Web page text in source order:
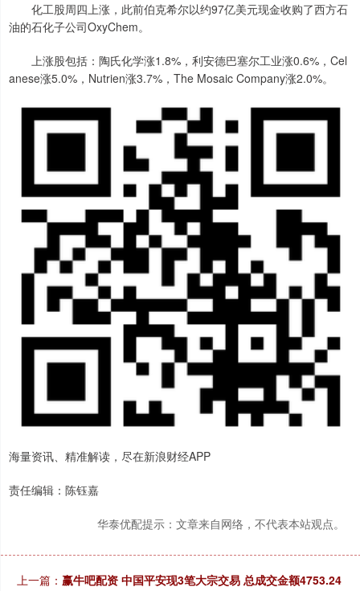
化工股周四上涨，此前伯克希尔以约97亿美元现金收购了西方石
油的石化子公司OxyChem。
上涨股包括：陶氏化学涨1.8%，利安德巴塞尔工业涨0.6%，Cel
anese涨5.0%，Nutrien涨3.7%，The Mosaic Company涨2.0%。
海量资讯、精准解读，尽在新浪财经APP
责任编辑：陈钰嘉
华泰优配提示：文章来自网络，不代表本站观点。
上一篇： 赢牛吧配资 中国平安现3笔大宗交易 总成交金额4753.24